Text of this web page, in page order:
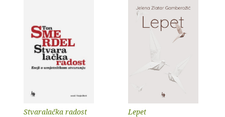
Stvaralačka radost Lepet